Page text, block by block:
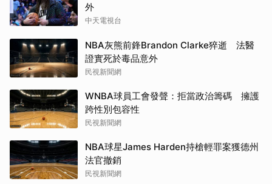
外
中天電視台
NBA灰熊前鋒Brandon Clarke猝逝 法醫
證實死於毒品意外
民視新聞網
WNBA球員工會發聲：拒當政治籌碼 擁護
跨性別包容性
民視新聞網
NBA球星James Harden持槍輕罪案獲德州
法官撤銷
民視新聞網